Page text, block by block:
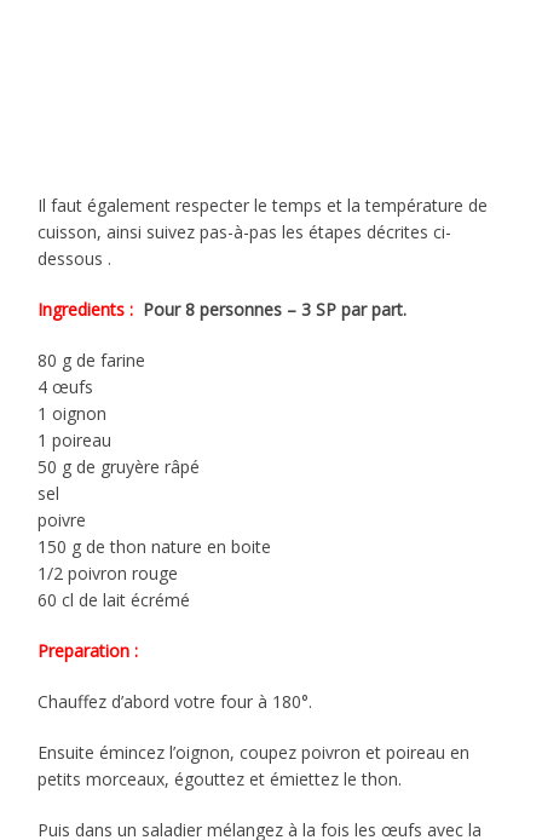
Il faut également respecter le temps et la température de
cuisson, ainsi suivez pas-à-pas les étapes décrites ci-
dessous .
Ingredients : Pour 8 personnes – 3 SP par part.
80 g de farine
4 œufs
1 oignon
1 poireau
50 g de gruyère râpé
sel
poivre
150 g de thon nature en boite
1/2 poivron rouge
60 cl de lait écrémé
Preparation :
Chauffez d’abord votre four à 180°.
Ensuite émincez l’oignon, coupez poivron et poireau en
petits morceaux, égouttez et émiettez le thon.
Puis dans un saladier mélangez à la fois les œufs avec la